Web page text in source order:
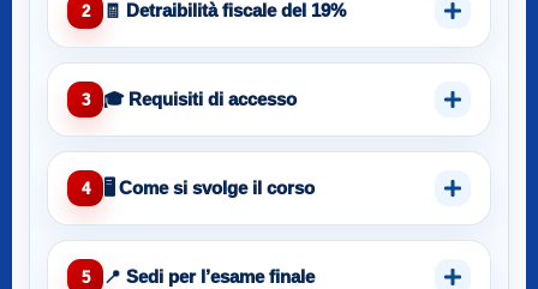
2 🧾 Detraibilità fiscale del 19%
3 🎓 Requisiti di accesso
4 🖥️ Come si svolge il corso
5 📍 Sedi per l’esame finale